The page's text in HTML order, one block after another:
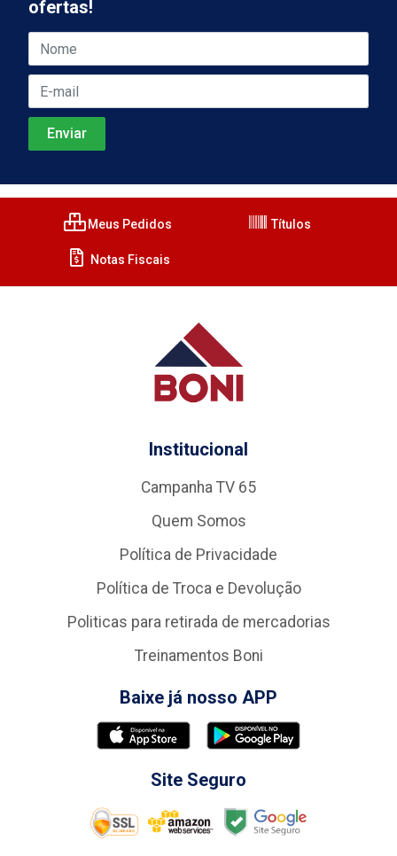
ofertas!
Meus Pedidos Títulos
Notas Fiscais
Institucional
Campanha TV 65
Quem Somos
Política de Privacidade
Política de Troca e Devolução
Politicas para retirada de mercadorias
Treinamentos Boni
Baixe já nosso APP
Site Seguro